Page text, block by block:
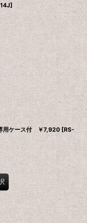
]
用ケース付 ￥7,920 [RS-